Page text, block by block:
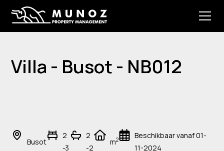
Villa - Busot - NB012
Busot
2
-3
2
-2
m2
Beschikbaar vanaf 01-
11-2024